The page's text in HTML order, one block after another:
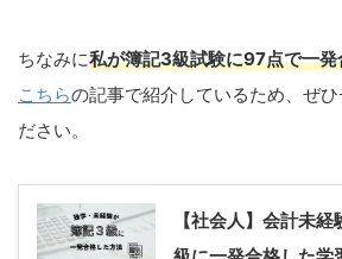
ちなみに私が簿記3級試験に97点で一
こちらの記事で紹介しているため、ぜ
ださい。
【社会人】会計未